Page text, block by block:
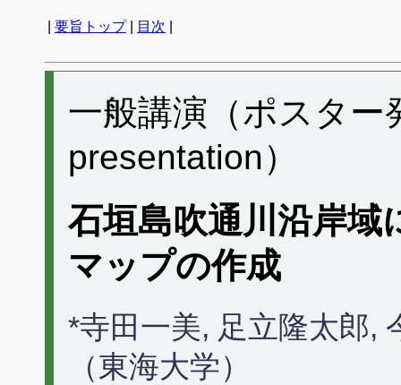
要旨トップ| 目次
一般講演（ポスタ
presentation）
石垣島吹通川沿岸域
マップの作成
*寺田一美, 足立隆太郎,
（東海大学）